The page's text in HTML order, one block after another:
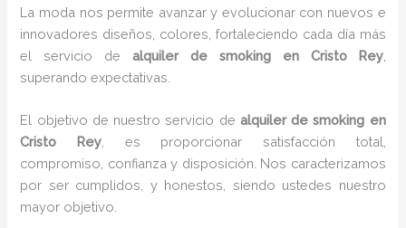
La moda nos permite avanzar y evolucionar con nuevos e
innovadores diseños, colores, fortaleciendo cada día más
el servicio dealquiler de smoking en Cristo Rey,
superando expectativas.
El objetivo de nuestro servicio de alquiler de smoking en
Cristo Rey, es proporcionar satisfacción total,
compromiso, confianza y disposición. Nos caracterizamos
por ser cumplidos, y honestos, siendo ustedes nuestro
mayor objetivo.